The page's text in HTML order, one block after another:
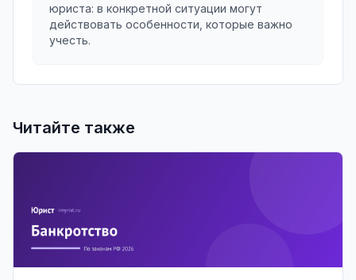
юриста: в конкретной ситуации могут
действовать особенности, которые важно
учесть.
Читайте также